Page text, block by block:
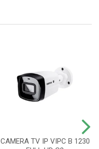
CAMERA TV IP VIPC B 1230